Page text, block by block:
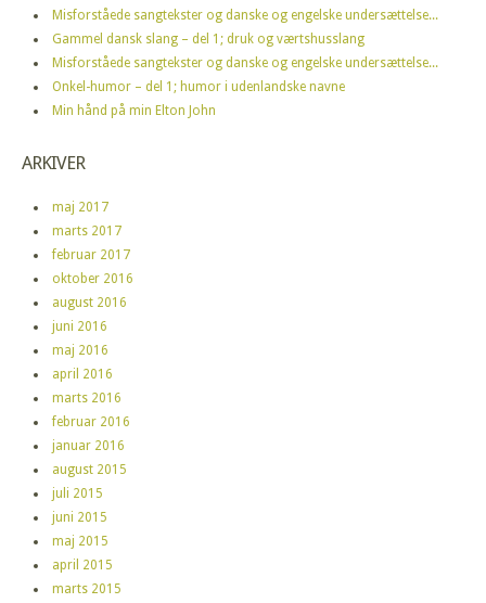
Misforståede sangtekster og danske og engelske undersættelse...
Gammel dansk slang – del 1; druk og værtshusslang
Misforståede sangtekster og danske og engelske undersættelse...
Onkel-humor – del 1; humor i udenlandske navne
Min hånd på min Elton John
ARKIVER
maj 2017
marts 2017
februar 2017
oktober 2016
august 2016
juni 2016
maj 2016
april 2016
marts 2016
februar 2016
januar 2016
august 2015
juli 2015
juni 2015
maj 2015
april 2015
marts 2015